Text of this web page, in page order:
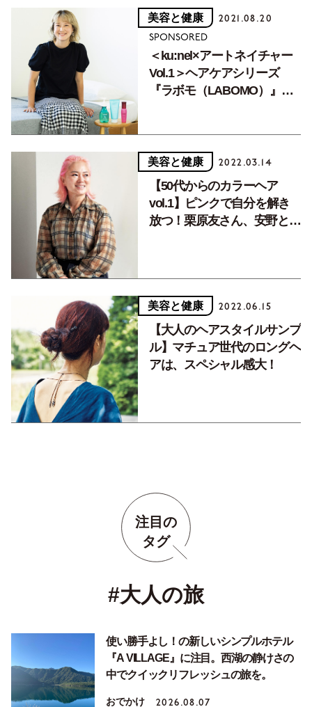
美容と健康 2021.08.20
SPONSORED
＜ku:nel×アートネイチャー
Vol.1＞ヘアケアシリーズ
『ラボモ（LABOMO）』で
美容と健康 2022.03.14
【50代からのカラーヘア
vol.1】ピンクで自分を解き
放つ！栗原友さん、安野とも
美容と健康 2022.06.15
【大人のヘアスタイルサンプ
ル】マチュア世代のロングヘ
アは、スペシャル感大！
注目の
タグ
#大人の旅
使い勝手よし！の新しいシンプルホテル
『A VILLAGE』に注目。西湖の静けさの
中でクイックリフレッシュの旅を。
おでかけ 2026.08.07